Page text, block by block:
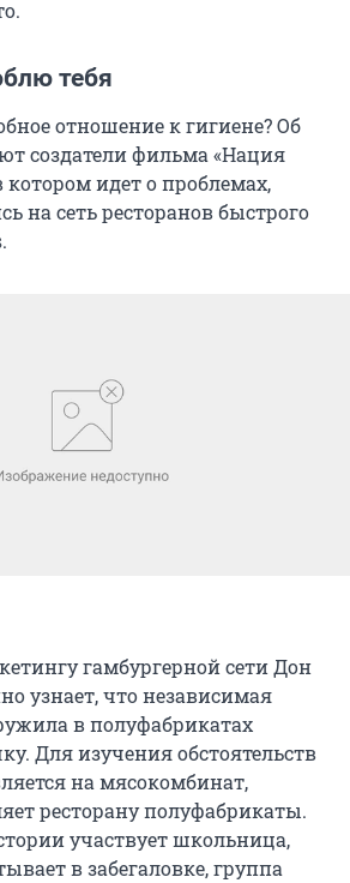
тебя
отношение к гигиене? Об
создатели фильма «Нация
котором идет о проблемах,
на сеть ресторанов быстрого
гамбургерной сети Дон
узнает, что независимая
в полуфабрикатах
Для изучения обстоятельств
на мясокомбинат,
ресторану полуфабрикаты.
участвует школьница,
в забегаловке, группа